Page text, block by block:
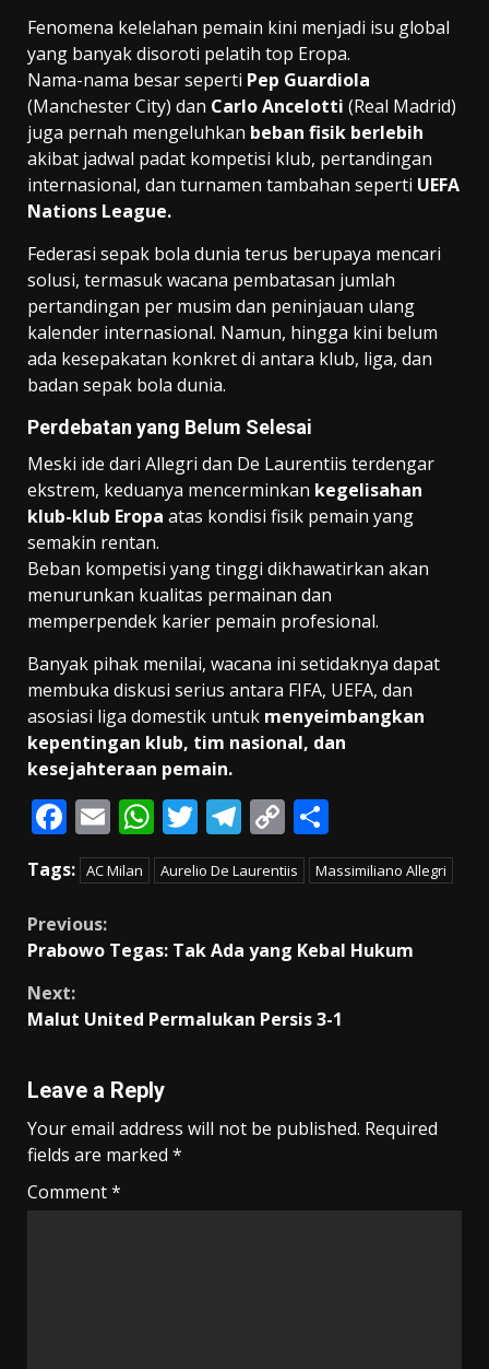
Fenomena kelelahan pemain kini menjadi isu global
yang banyak disoroti pelatih top Eropa.
Nama-nama besar seperti Pep Guardiola
(Manchester City) dan Carlo Ancelotti (Real Madrid)
juga pernah mengeluhkan beban fisik berlebih
akibat jadwal padat kompetisi klub, pertandingan
internasional, dan turnamen tambahan seperti UEFA
Nations League.
Federasi sepak bola dunia terus berupaya mencari
solusi, termasuk wacana pembatasan jumlah
pertandingan per musim dan peninjauan ulang
kalender internasional. Namun, hingga kini belum
ada kesepakatan konkret di antara klub, liga, dan
badan sepak bola dunia.
Perdebatan yang Belum Selesai
Meski ide dari Allegri dan De Laurentiis terdengar
ekstrem, keduanya mencerminkan kegelisahan
klub-klub Eropa atas kondisi fisik pemain yang
semakin rentan.
Beban kompetisi yang tinggi dikhawatirkan akan
menurunkan kualitas permainan dan
memperpendek karier pemain profesional.
Banyak pihak menilai, wacana ini setidaknya dapat
membuka diskusi serius antara FIFA, UEFA, dan
asosiasi liga domestik untuk menyeimbangkan
kepentingan klub, tim nasional, dan
kesejahteraan pemain.
F
ac
e
b
o
o
k
E
m
ai
W
h
at
A
p
T
w
itt
T
el
e
a
C
o
p
Li
k
h
ar
Tags: AC Milan Aurelio De Laurentiis Massimiliano Allegri
Continue
Reading
Previous:
Prabowo Tegas: Tak Ada yang Kebal Hukum
Next:
Malut United Permalukan Persis 3-1
Leave a Reply
Your email address will not be published. Required
fields are marked *
Comment*